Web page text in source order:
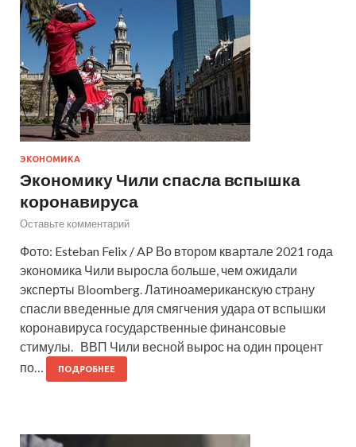
ЭКОНОМИКА
Экономику Чили спасла вспышка
коронавируса
Оставьте комментарий
Фото: Esteban Felix / AP Во втором квартале 2021 года
экономика Чили выросла больше, чем ожидали
эксперты Bloomberg. Латиноамериканскую страну
спасли введенные для смягчения удара от вспышки
коронавируса государственные финансовые
стимулы. ВВП Чили весной вырос на один процент
по…
ПОДРОБНЕЕ